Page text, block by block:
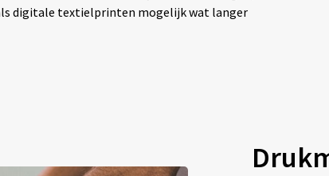
digitale textielprinten mogelijk wat langer